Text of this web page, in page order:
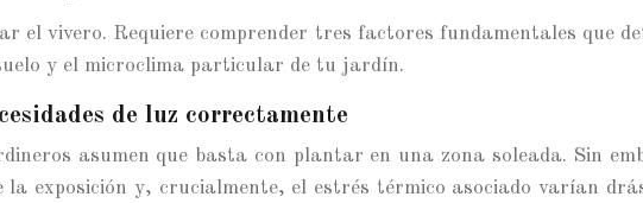
el vivero. Requiere comprender tres factores fundamentales que
y el microclima particular de tu jardín.
de luz correctamente
asumen que basta con plantar en una zona soleada. Sin
exposición y, crucialmente, el estrés térmico asociado varían